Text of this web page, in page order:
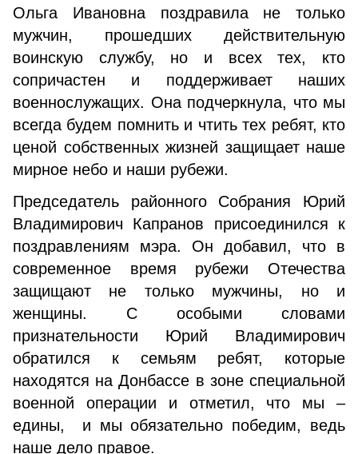
Ольга Ивановна поздравила не только
мужчин, прошедших действительную
воинскую службу, но и всех тех, кто
сопричастен и поддерживает наших
военнослужащих. Она подчеркнула, что мы
всегда будем помнить и чтить тех ребят, кто
ценой собственных жизней защищает наше
мирное небо и наши рубежи.
Председатель районного Собрания Юрий
Владимирович Капранов присоединился к
поздравлениям мэра. Он добавил, что в
современное время рубежи Отечества
защищают не только мужчины, но и
женщины. С особыми словами
признательности Юрий Владимирович
обратился к семьям ребят, которые
находятся на Донбассе в зоне специальной
военной операции и отметил, что мы –
едины, и мы обязательно победим, ведь
наше дело правое.